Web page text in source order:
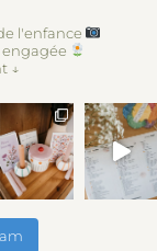
l'enfance
↓